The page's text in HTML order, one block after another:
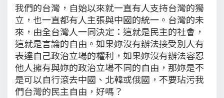
我們的台灣，自始以來就一直有人支持台灣的獨
立，也一直都有人主張與中國的統一。台灣的未
來，由全台灣人一同決定：這就是民主的社會，
這就是言論的自由。如果妳沒有辦法接受別人有
表達自己政治立場的權利，如果妳沒有辦法容忍
他人擁有與妳的政治立場不同的自由，那妳是不
是可以自行滾去中國、北韓或俄國，不要玷污我
們台灣的民主自由，好嗎？